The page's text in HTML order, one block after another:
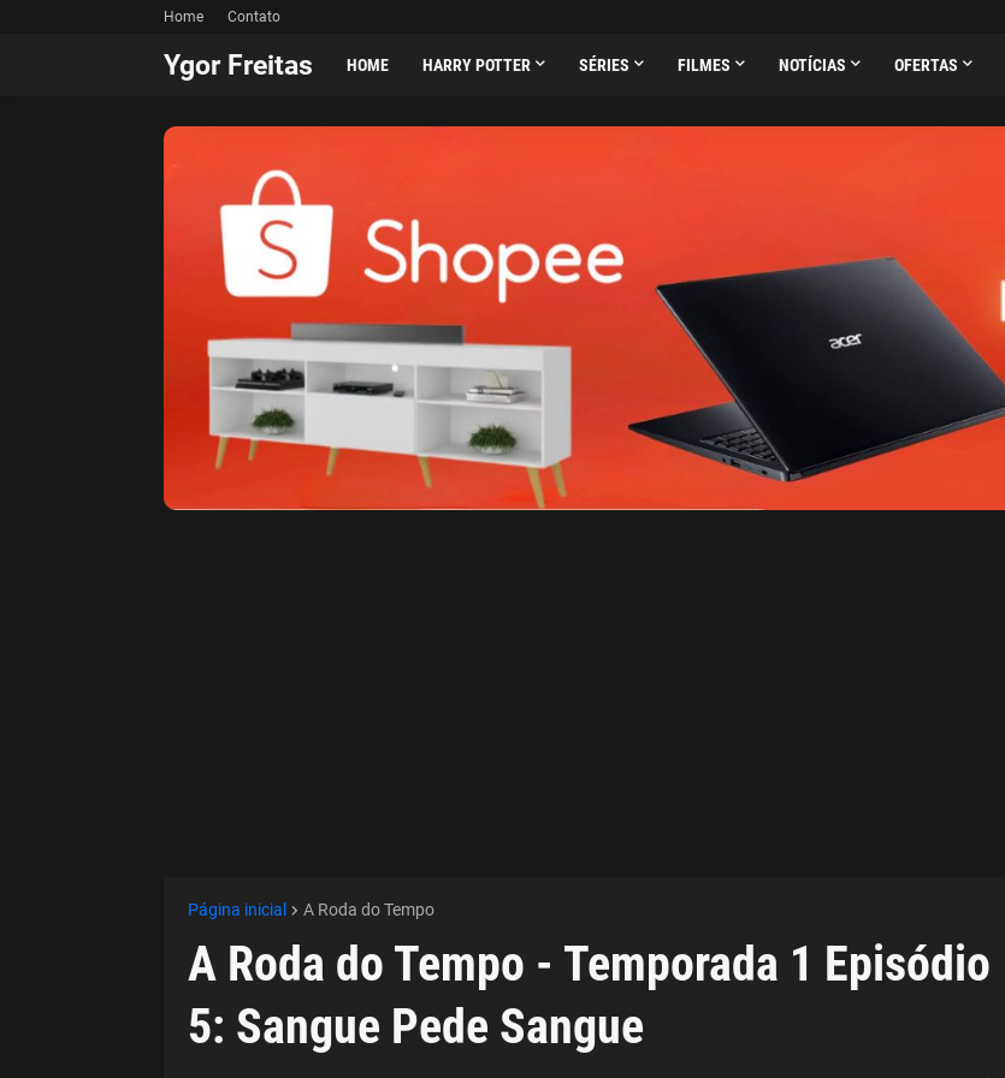
Home Contato
Ygor Freitas HOME HARRY POTTER SÉRIES FILMES NOTÍCIAS OFERTAS
Página inicial A Roda do Tempo
A Roda do Tempo - Temporada 1 Episódio
5: Sangue Pede Sangue